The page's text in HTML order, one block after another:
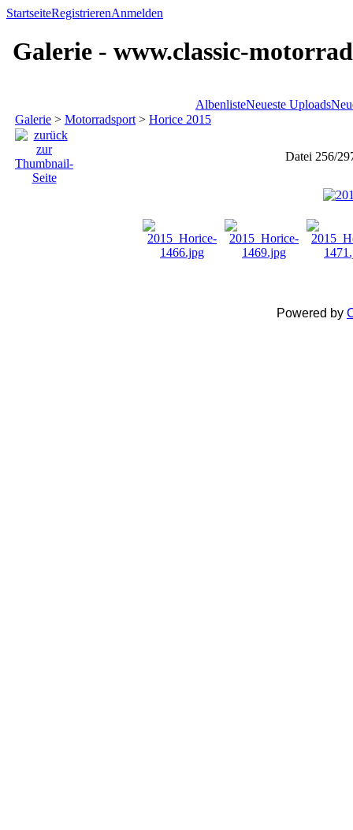
StartseiteRegistrierenAnmelden
Galerie - www.classic-
AlbenlisteNeueste Uploads
Galerie > Motorradsport > Horice 2015
Datei 256/
Powered by